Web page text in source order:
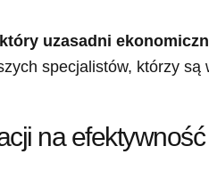
uzasadni
specjalistów, którzy są
na efektywność